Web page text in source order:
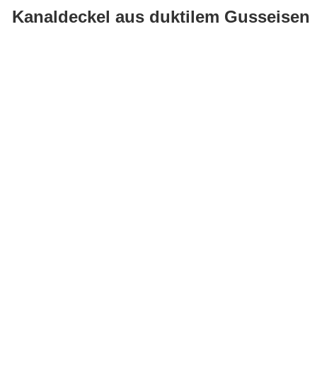
Gusseisen Kanaldeckel aus duktilem Gusseisen
Kanaldeckel aus duktilem Gusseisen